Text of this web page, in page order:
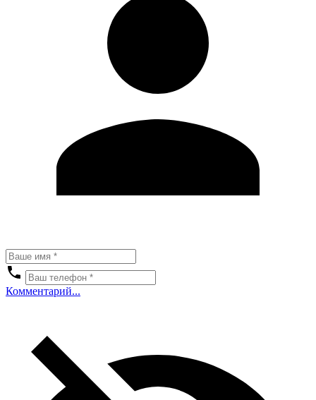
Комментарий...